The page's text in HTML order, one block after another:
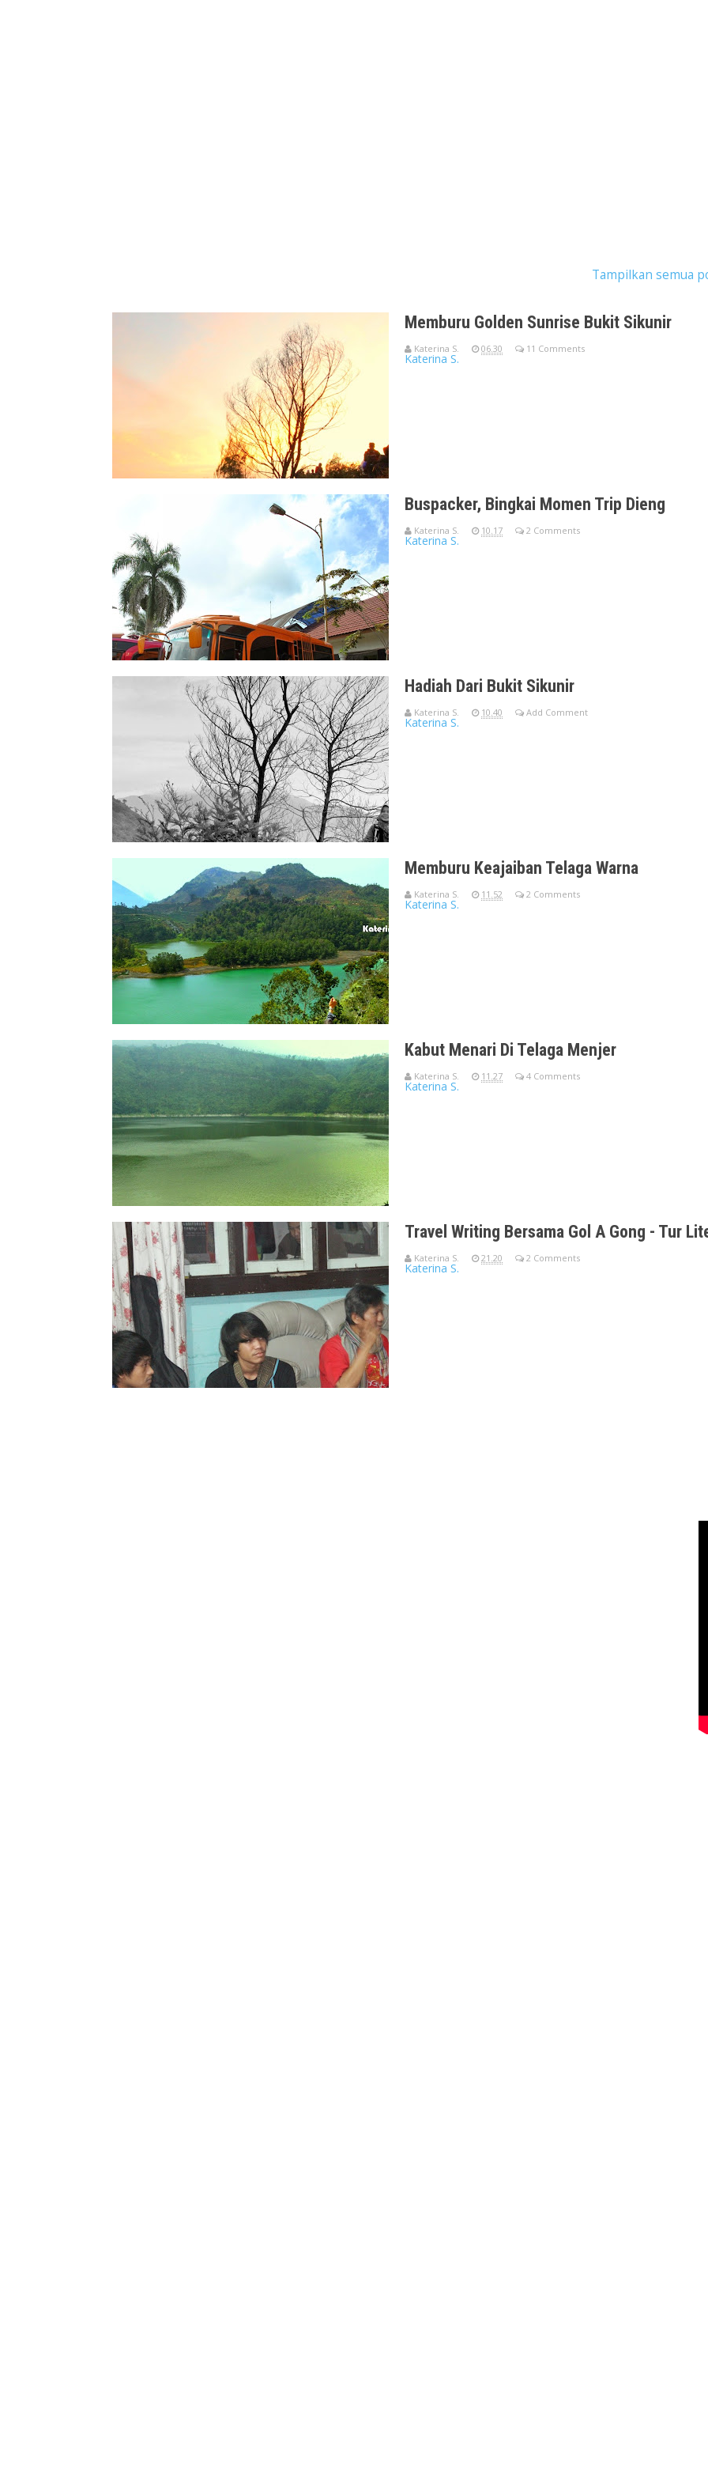
Tampilkan semua
Memburu Golden Sunrise Bukit Sikunir
Katerina S. 06.30 11 Comments
Katerina S.
Buspacker, Bingkai Momen Trip Dieng
Katerina S. 10.17 2 Comments
Katerina S.
Hadiah Dari Bukit Sikunir
Katerina S. 10.40 Add Comment
Katerina S.
Memburu Keajaiban Telaga Warna
Katerina S. 11.52 2 Comments
Katerina S.
Kabut Menari Di Telaga Menjer
Katerina S. 11.27 4 Comments
Katerina S.
Travel Writing Bersama Gol A Gong - Tur
Katerina S. 21.20 2 Comments
Katerina S.